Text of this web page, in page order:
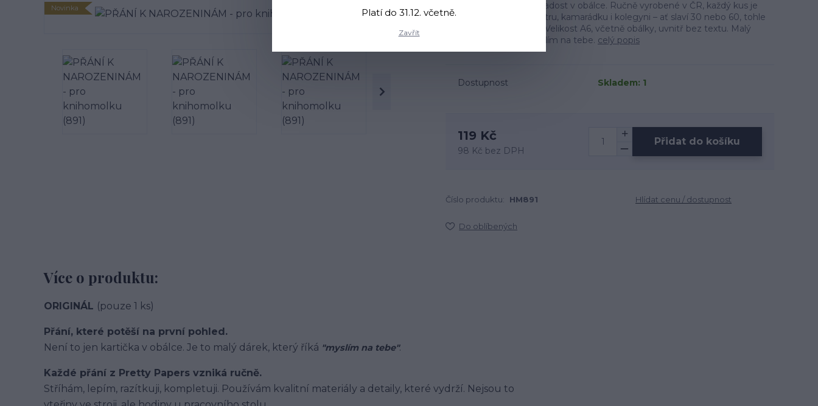
Novinka
Není to jen přání, je to radost v obálce. Ručně vyrobené v ČR, každý kus je
originál. Pro mámu, sestru, kamarádku i kolegyni – ať slaví 30 nebo 60, tohle
přání jí vykouzlí úsměv. Velikost A6, včetně obálky, uvnitř bez textu. Malý
dárek, který řekne: myslím na tebe. celý popis
Dostupnost Skladem: 1
119 Kč
98 Kč bez DPH
Přidat do košíku
Číslo produktu: HM891 Hlídat cenu / dostupnost
Do oblíbených
Více o produktu:
ORIGINÁL (pouze 1 ks)
Přání, které potěší na první pohled.
Není to jen kartička v obálce. Je to malý dárek, který říká "myslím na tebe".
Každé přání z Pretty Papers vzniká ručně.
Stříhám, lepím, razítkuji, kompletuji. Používám kvalitní materiály a detaily, které vydrží. Nejsou to
Platí do 31.12. včetně.
Zavřít